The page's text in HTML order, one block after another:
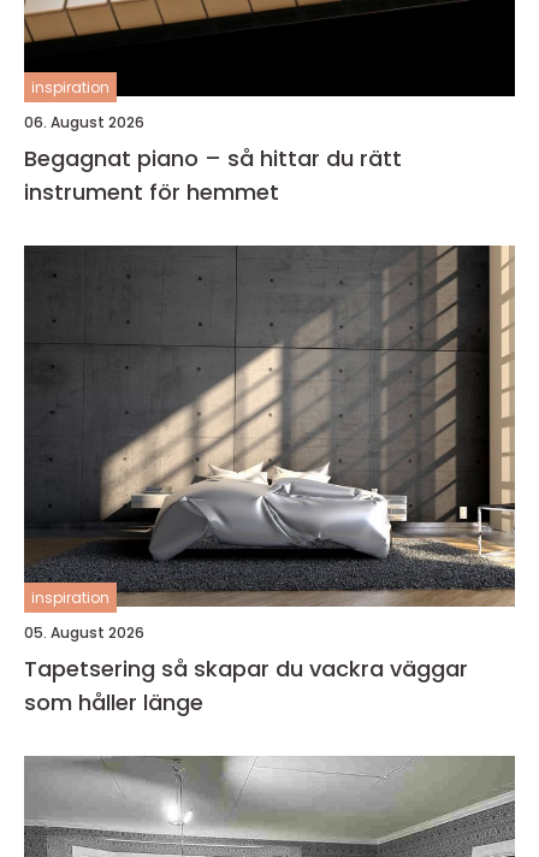
inspiration
06. August 2026
Begagnat piano – så hittar du rätt
instrument för hemmet
inspiration
05. August 2026
Tapetsering så skapar du vackra väggar
som håller länge